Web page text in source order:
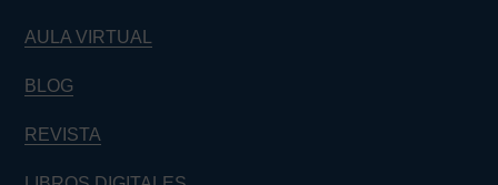
AULA VIRTUAL
BLOG
REVISTA